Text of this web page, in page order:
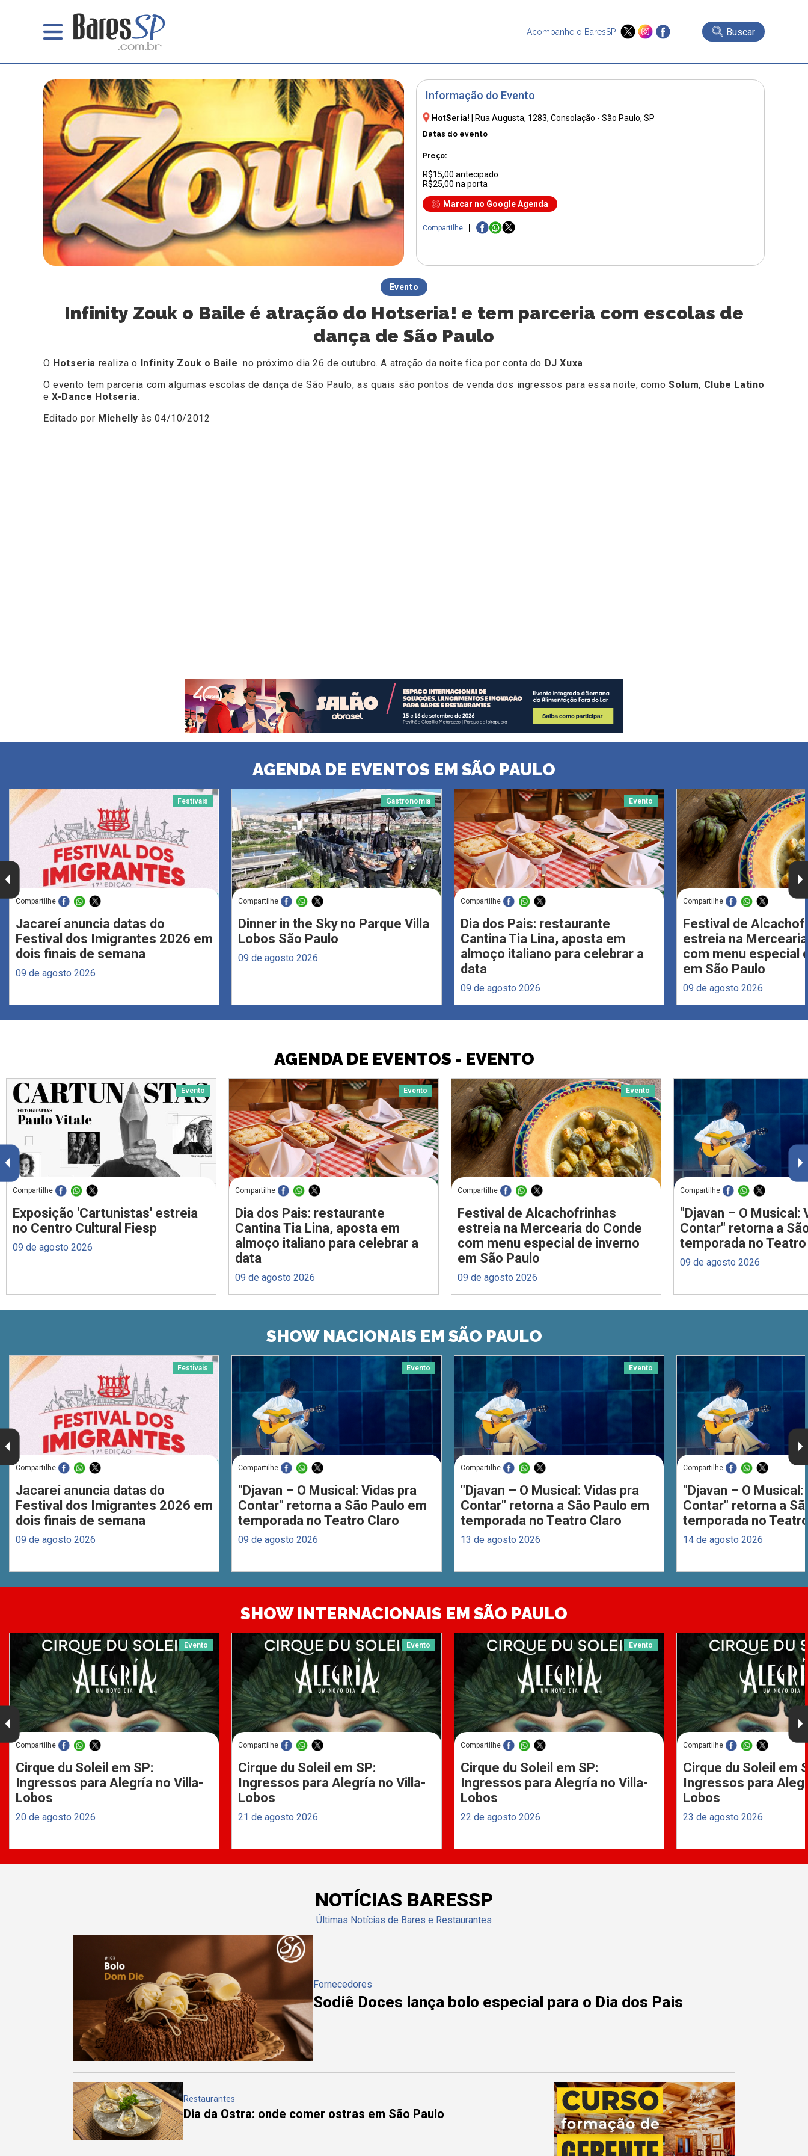
Acompanhe o BaresSP Buscar
Informação do Evento
HotSeria! Rua Augusta, 1283, Consolação - São Paulo, SP
Datas do evento
Preço:
R$15,00 antecipado
R$25,00 na porta
Marcar no Google Agenda
Compartilhe
Evento
Infinity Zouk o Baile é atração do Hotseria! e tem parceria com escolas de
dança de São Paulo
O Hotseria realiza o Infinity Zouk o Baile no próximo dia 26 de outubro. A atração da noite fica por conta do DJ Xuxa.
O evento tem parceria com algumas escolas de dança de São Paulo, as quais são pontos de venda dos ingressos para essa noite, comoSolum, Clube Latino
eX-Dance Hotseria.
Editado por Michelly às 04/10/2012
AGENDA DE EVENTOS EM SÃO PAULO
Festivais
Compartilhe
Jacareí anuncia datas do
Festival dos Imigrantes 2026 em
dois finais de semana
09 de agosto 2026
Gastronomia
Compartilhe
Dinner in the Sky no Parque Villa
Lobos São Paulo
09 de agosto 2026
Evento
Compartilhe
Dia dos Pais: restaurante
Cantina Tia Lina, aposta em
almoço italiano para celebrar a
data
09 de agosto 2026
Compartilhe
Festival de
estreia na
com menu especial
em São Paulo
09 de agosto 2026
AGENDA DE EVENTOS - EVENTO
Evento
Compartilhe
Exposição 'Cartunistas' estreia
no Centro Cultural Fiesp
09 de agosto 2026
Evento
Compartilhe
Dia dos Pais: restaurante
Cantina Tia Lina, aposta em
almoço italiano para celebrar a
data
09 de agosto 2026
Evento
Compartilhe
Festival de Alcachofrinhas
estreia na Mercearia do Conde
com menu especial de inverno
em São Paulo
09 de agosto 2026
Compartilhe
"Djavan – O Musical:
Contar" retorna a
temporada no
09 de agosto 2026
SHOW NACIONAIS EM SÃO PAULO
Festivais
Compartilhe
Jacareí anuncia datas do
Festival dos Imigrantes 2026 em
dois finais de semana
09 de agosto 2026
Evento
Compartilhe
"Djavan – O Musical: Vidas pra
Contar" retorna a São Paulo em
temporada no Teatro Claro
09 de agosto 2026
Evento
Compartilhe
"Djavan – O Musical: Vidas pra
Contar" retorna a São Paulo em
temporada no Teatro Claro
13 de agosto 2026
Compartilhe
"Djavan – O Musical:
Contar" retorna a
temporada no
14 de agosto 2026
SHOW INTERNACIONAIS EM SÃO PAULO
Evento
Compartilhe
Cirque du Soleil em SP:
Ingressos para Alegría no Villa-
Lobos
20 de agosto 2026
Evento
Compartilhe
Cirque du Soleil em SP:
Ingressos para Alegría no Villa-
Lobos
21 de agosto 2026
Evento
Compartilhe
Cirque du Soleil em SP:
Ingressos para Alegría no Villa-
Lobos
22 de agosto 2026
Compartilhe
Cirque du Soleil em
Ingressos para
Lobos
23 de agosto 2026
NOTÍCIAS BARESSP
Últimas Notícias de Bares e Restaurantes
Fornecedores
Sodiê Doces lança bolo especial para o Dia dos Pais
Restaurantes
Dia da Ostra: onde comer ostras em São Paulo